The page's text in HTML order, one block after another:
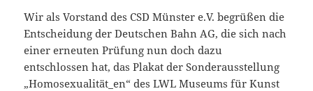
Wir als Vorstand des CSD Münster e.V. begrüßen die
Entscheidung der Deutschen Bahn AG, die sich nach
einer erneuten Prüfung nun doch dazu
entschlossen hat, das Plakat der Sonderausstellung
„Homosexualität_en“ des LWL Museums für Kunst